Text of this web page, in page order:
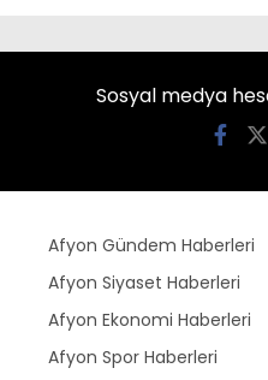
Sosyal medya
Afyon Gündem Haberleri
Afyon Siyaset Haberleri
Afyon Ekonomi Haberleri
Afyon Spor Haberleri